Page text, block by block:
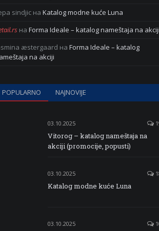
sindjic на Katalog modne kuće Luna
на Forma Ideale – katalog nameštaja na akciji
æstergaard на Forma Ideale – katalog
na akciji
POPULARNO NAJNOVIJE
03.10.2025
Vitorog – katalog nameštaja na
akciji (promocije, popusti)
03.10.2025
Katalog modne kuće Luna
03.10.2025